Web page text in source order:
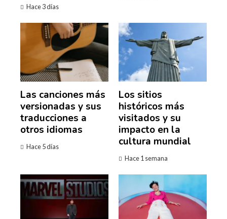
Hace 3 días
Las canciones más
versionadas y sus
traducciones a
otros idiomas
Hace 5 días
Los sitios
históricos más
visitados y su
impacto en la
cultura mundial
Hace 1 semana